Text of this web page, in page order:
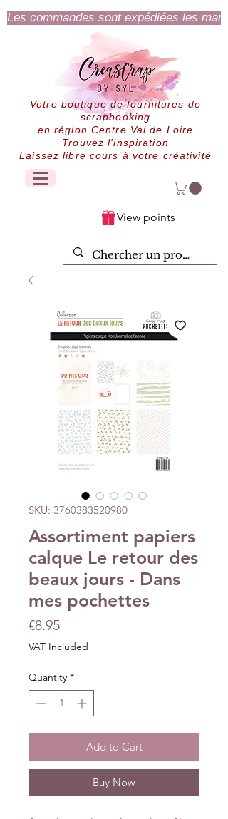
Les commandes sont expédiées les
Votre boutique de fournitures de
scrapbooking
en région Centre Val de Loire
Trouvez l'inspiration
Laissez libre cours à votre créativité
View points
SKU: 3760383520980
Assortiment papiers
calque Le retour des
beaux jours - Dans
mes pochettes
€8.95Price
VAT Included
Quantity *
Add to Cart
Buy Now